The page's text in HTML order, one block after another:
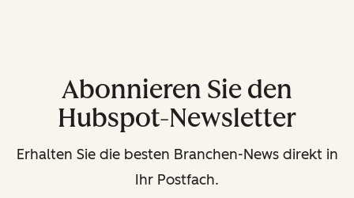
Abonnieren Sie den
Hubspot-Newsletter
Erhalten Sie die besten Branchen-News direkt in
Ihr Postfach.